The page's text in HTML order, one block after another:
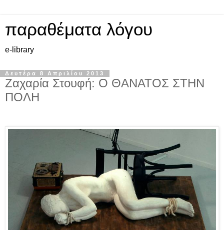
παραθέματα λόγου
e-library
Δευτέρα 8 Απριλίου 2013
Ζαχαρία Στουφή: Ο ΘΑΝΑΤΟΣ ΣΤΗΝ
ΠΟΛΗ